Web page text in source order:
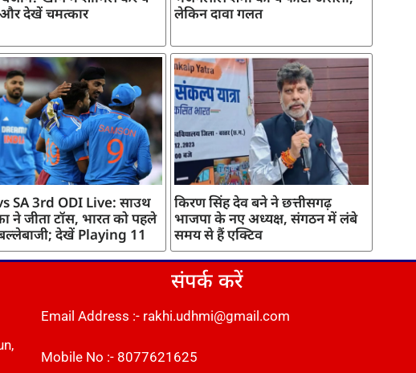
देखें चमत्कार
लेकिन दावा गलत
SA 3rd ODI Live: साउथ
ने जीता टॉस, भारत को पहले
देखें Playing 11
किरण सिंह देव बने ने छत्तीसगढ़
भाजपा के नए अध्यक्ष, संगठन में लंबे
समय से हैं एक्टिव
संपर्क करें
Email Address :- rakhi.udhmi@gmail.com
Mobile No :- 8077621625